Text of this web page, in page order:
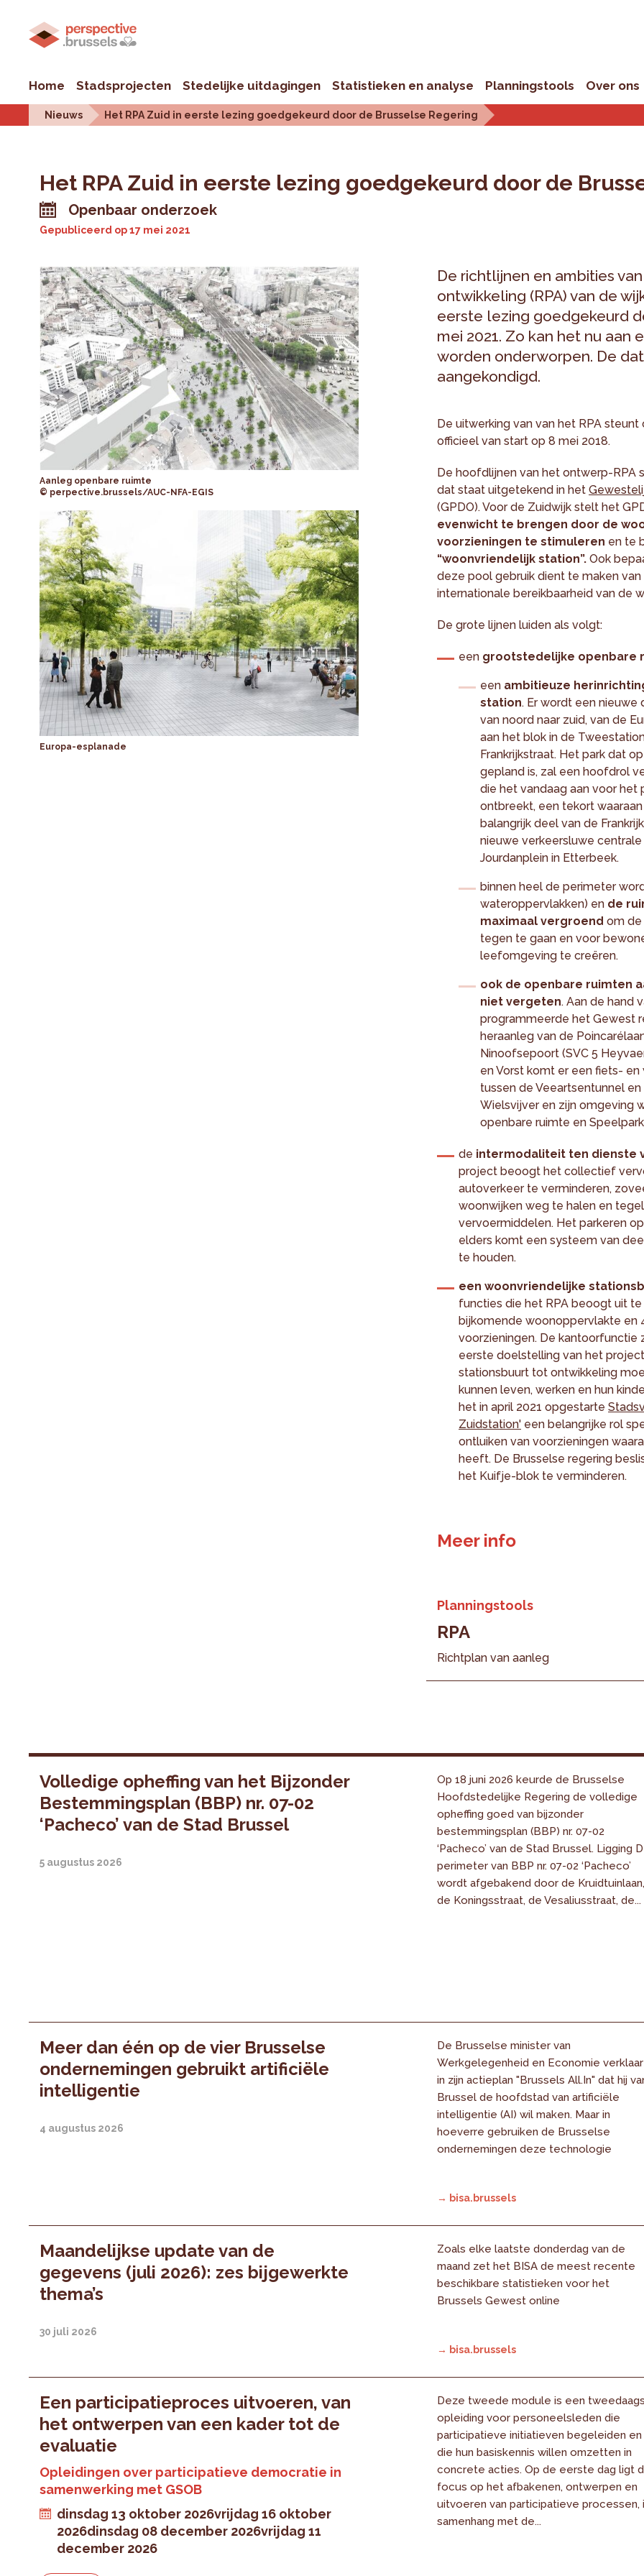
Home Stadsprojecten Stedelijke uitdagingen Statistieken en analyse Planningstools Over ons
Nieuws Het RPA Zuid in eerste lezing goedgekeurd door de Brusselse Regering
Het RPA Zuid in eerste lezing goedgekeurd door de
Openbaar onderzoek
Gepubliceerd op17 mei 2021
Aanleg openbare ruimte
© perpective.brussels/AUC-NFA-EGIS
Europa-esplanade
De richtlijnen en ambities
ontwikkeling (RPA) van de
eerste lezing goedgekeurd
mei 2021. Zo kan het nu
worden onderworpen. De
aangekondigd.
De uitwerking van van het RPA
officieel van start op 8 mei 2018.
De hoofdlijnen van het ontwerp-RPA
dat staat uitgetekend in het
(GPDO). Voor de Zuidwijk stelt het
evenwicht te brengen door de
voorzieningen te stimuleren en te
“woonvriendelijk station”.Ook
deze pool gebruik dient te maken
internationale bereikbaarheid van de
De grote lijnen luiden als volgt:
een grootstedelijke openbare
een ambitieuze
station. Er wordt een
van noord naar zuid, van de
aan het blok in de
Frankrijkstraat. Het park dat
gepland is, zal een hoofdrol
die het vandaag aan voor
ontbreekt, een tekort
balangrijk deel van de
nieuwe verkeersluwe
Jourdanplein in Etterbeek.
binnen heel de perimeter
wateroppervlakken) en de
maximaal vergroend om
tegen te gaan en voor
leefomgeving te creëren.
ook de openbare ruimten
niet vergeten. Aan de hand
programmeerde het Gewest
heraanleg van de
Ninoofsepoort (SVC 5
en Vorst komt er een fiets-
tussen de Veeartsentunnel
Wielsvijver en zijn omgeving
openbare ruimte en
de intermodaliteit ten dienste
project beoogt het collectief
autoverkeer te verminderen,
woonwijken weg te halen en
vervoermiddelen. Het parkeren
elders komt een systeem van
te houden.
een woonvriendelijke
functies die het RPA beoogt uit
bijkomende woonoppervlakte en
voorzieningen. De kantoorfunctie
eerste doelstelling van het
stationsbuurt tot ontwikkeling
kunnen leven, werken en hun
het in april 2021 opgestarte
Zuidstation' een belangrijke rol
ontluiken van voorzieningen
heeft. De Brusselse regering
het Kuifje-blok te verminderen.
Meer info
Planningstools
RPA
Richtplan van aanleg
Volledige opheffing van het Bijzonder
Bestemmingsplan (BBP) nr. 07-02
‘Pacheco’ van de Stad Brussel
5 augustus 2026
Op 18 juni 2026 keurde de Brusselse
Hoofdstedelijke Regering de volledige
opheffing goed van bijzonder
bestemmingsplan (BBP) nr. 07-02
‘Pacheco’ van de Stad Brussel. Ligging
perimeter van BBP nr. 07-02 ‘Pacheco’
wordt afgebakend door de
de Koningsstraat, de Vesaliusstraat, de...
Meer dan één op de vier Brusselse
ondernemingen gebruikt artificiële
intelligentie
4 augustus 2026
De Brusselse minister van
Werkgelegenheid en Economie
in zijn actieplan "Brussels All.In" dat hij
Brussel de hoofdstad van artificiële
intelligentie (AI) wil maken. Maar in
hoeverre gebruiken de Brusselse
ondernemingen deze technologie
→ bisa.brussels
Maandelijkse update van de
gegevens (juli 2026): zes bijgewerkte
thema’s
30 juli 2026
Zoals elke laatste donderdag van de
maand zet het BISA de meest recente
beschikbare statistieken voor het
Brussels Gewest online
→ bisa.brussels
Een participatieproces uitvoeren, van
het ontwerpen van een kader tot de
evaluatie
Opleidingen over participatieve democratie in
samenwerking met GSOB
dinsdag 13 oktober 2026vrijdag 16 oktober
2026dinsdag 08 december 2026vrijdag 11
december 2026
Deze tweede module is een
opleiding voor personeelsleden die
participatieve initiatieven begeleiden en
die hun basiskennis willen omzetten in
concrete acties. Op de eerste dag ligt
focus op het afbakenen, ontwerpen en
uitvoeren van participatieve processen,
samenhang met de...